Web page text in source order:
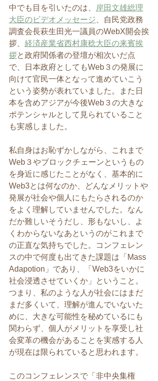
中でも目を引いたのは、
岸田文雄総理
大臣のビデオメッセージ 、自民党政務
調査会長萩生田光一議員のWebX開会挨
拶、 経済産業省西村康稔大臣の来賓挨
拶と政府関係者の登壇が相次いだ点
で、日本政府としてもWeb３の発展に
向けて官民一体となって進めていこう
という姿勢が表れていました。また日
本を含めアジアが今後Web３の大きな
ポテンシャルとして見られていること
も実感しました。
私自身はお恥ずかしながら、これまで
Web３やブロックチェーンというもの
を身近に感じたことがなく、基本的に
Web3とは何なのか、どんなメリットや
発展が社会や個人にもたらされるのか
をよく理解していませんでした。なん
だか難しいそうだし、形もないし、よ
くわからないなあというのがこれまで
の正直な気持ちでした。コンフェレン
スの中で何度も出てきた課題は「Mass
Adapotion」であり、「Web3をいかに
社会浸透させていくか」ということ。
つまり、私のような人が社会にはまだ
まだ多くいて、理解が進んでいないた
めに、大きな可能性を秘めているにも
関わらず、個人がメリットを享受し社
会変革の機会があることを実感する人
が現在は限られていると思われます。
このコンフェレンスで「非中央集権